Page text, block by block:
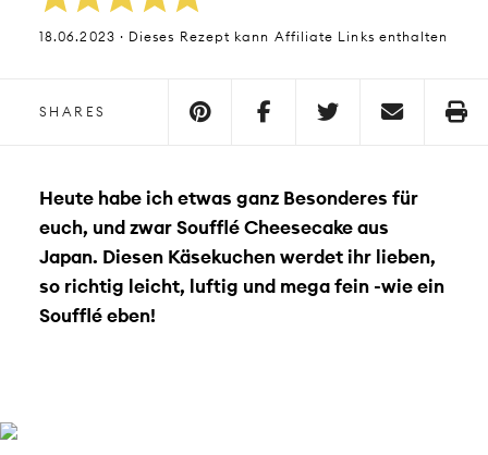
18.06.2023 · Dieses Rezept kann Affiliate Links enthalten
SHARES
Heute habe ich etwas ganz Besonderes für
euch, und zwar Soufflé Cheesecake aus
Japan. Diesen Käsekuchen werdet ihr lieben,
so richtig leicht, luftig und mega fein -wie ein
Soufflé eben!